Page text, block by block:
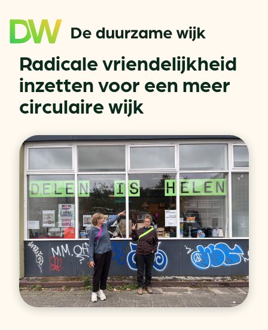
Radicale vriendelijkheid
inzetten voor een meer
circulaire wijk